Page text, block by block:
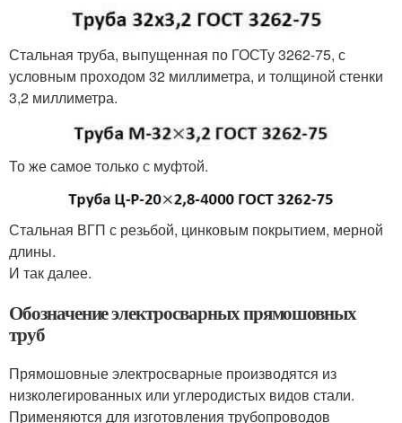
Стальная труба, выпущенная по ГОСТу 3262-75, с
условным проходом 32 миллиметра, и толщиной стенки
3,2 миллиметра.
То же самое только с муфтой.
Стальная ВГП с резьбой, цинковым покрытием, мерной
длины.
И так далее.
Обозначение электросварных прямошовных
труб
Прямошовные электросварные производятся из
низколегированных или углеродистых видов стали.
Применяются для изготовления трубопроводов